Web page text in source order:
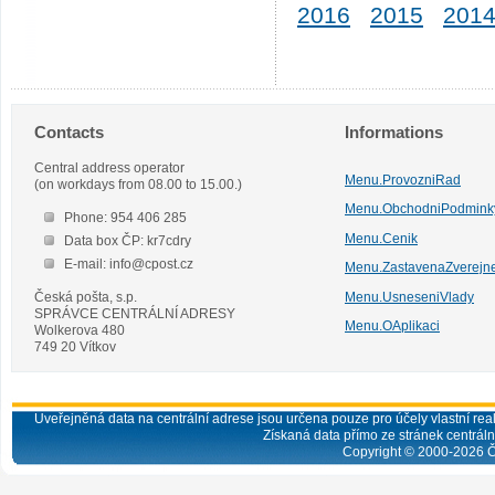
2016 2015 2014
Contacts
Central address operator
(on workdays from 08.00 to 15.00.)
Phone: 954 406 285
Data box ČP: kr7cdry
E-mail: info@cpost.cz
Česká pošta, s.p.
SPRÁVCE CENTRÁLNÍ ADRESY
Wolkerova 480
749 20 Vítkov
Informations
Menu.ProvozniRad
Menu.Cenik
Menu.UsneseniVlady
Menu.OAplikaci
Uveřejněná data na centrální adrese jsou určena pouze pro účely vlastní
Získaná data přímo ze stránek
Copyright © 2000-2026